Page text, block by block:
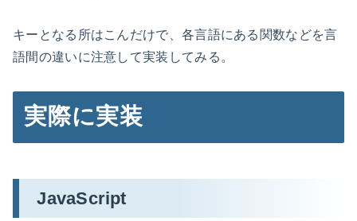
キーとなる所はこんだけで、各言語にある関数などを言
語間の違いに注意して実装してみる。
実際に実装
JavaScript